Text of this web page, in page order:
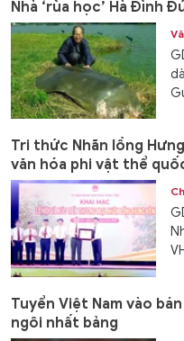
Nhà ‘rùa học’ Hà Đình
Tri thức Nhãn lồng
văn hóa phi vật thể
Tuyển Việt Nam vào
ngôi nhất bảng